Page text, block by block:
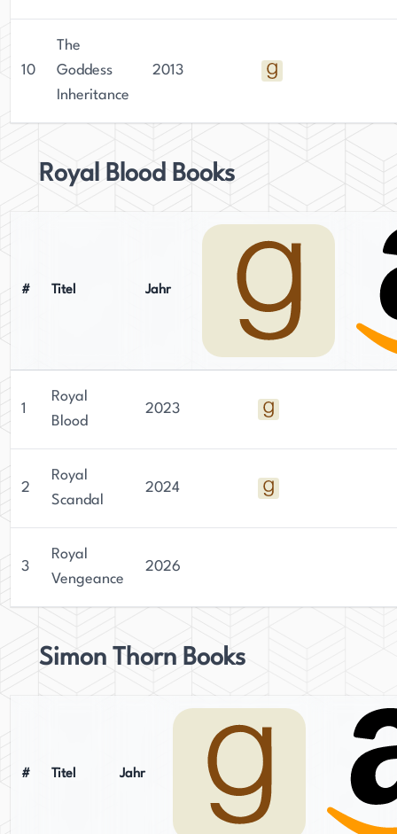
10
The
Goddess
Inheritance
2013
Royal Blood Books
# Titel Jahr
1
Royal
Blood
2023
2
Royal
Scandal
2024
3
Royal
Vengeance
2026
Simon Thorn Books
# Titel Jahr